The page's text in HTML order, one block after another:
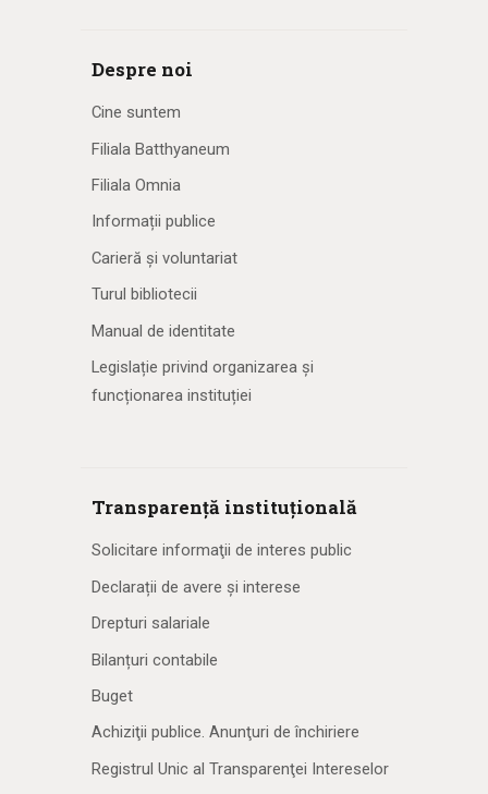
Despre noi
Cine suntem
Filiala Batthyaneum
Filiala Omnia
Informații publice
Carieră și voluntariat
Turul bibliotecii
Manual de identitate
Legislație privind organizarea și
funcționarea instituției
Transparență instituțională
Solicitare informaţii de interes public
Declarații de avere și interese
Drepturi salariale
Bilanțuri contabile
Buget
Achiziţii publice. Anunţuri de închiriere
Registrul Unic al Transparenţei Intereselor